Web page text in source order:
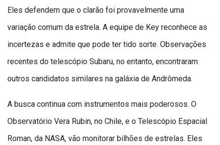
Eles defendem que o clarão foi provavelmente uma
variação comum da estrela. A equipe de Key reconhece as
incertezas e admite que pode ter tido sorte. Observações
recentes do telescópio Subaru, no entanto, encontraram
outros candidatos similares na galáxia de Andrômeda.
A busca continua com instrumentos mais poderosos. O
Observatório Vera Rubin, no Chile, e o Telescópio Espacial
Roman, da NASA, vão monitorar bilhões de estrelas. Eles